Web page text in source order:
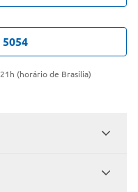
(horário de Brasília)